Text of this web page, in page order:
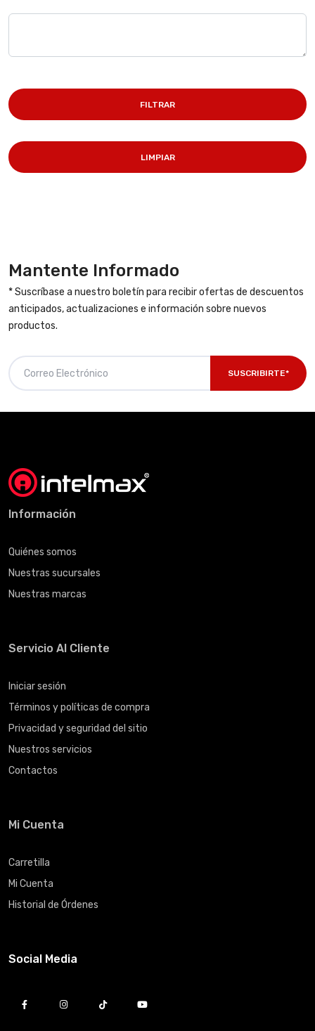
FILTRAR
LIMPIAR
Mantente Informado
* Suscríbase a nuestro boletín para recibir ofertas de descuentos
anticipados, actualizaciones e información sobre nuevos
productos.
SUSCRIBIRTE*
Información
Quiénes somos
Nuestras sucursales
Nuestras marcas
Servicio Al Cliente
Iniciar sesión
Términos y políticas de compra
Privacidad y seguridad del sitio
Nuestros servicios
Contactos
Mi Cuenta
Carretilla
Mi Cuenta
Historial de Órdenes
Social Media